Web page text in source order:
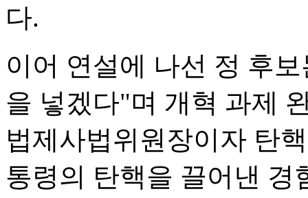
다.
이어 연설에 나선 정 후
을 넣겠다"며 개혁 과제
법제사법위원장이자 탄
통령의 탄핵을 끌어낸 경